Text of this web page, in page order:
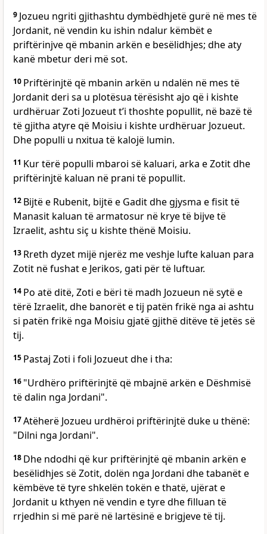
9 Jozueu ngriti gjithashtu dymbëdhjetë gurë në mes të
Jordanit, në vendin ku ishin ndalur këmbët e
priftërinjve që mbanin arkën e besëlidhjes; dhe aty
kanë mbetur deri më sot.
10 Priftërinjtë që mbanin arkën u ndalën në mes të
Jordanit deri sa u plotësua tërësisht ajo që i kishte
urdhëruar Zoti Jozueut t’i thoshte popullit, në bazë të
të gjitha atyre që Moisiu i kishte urdhëruar Jozueut.
Dhe populli u nxitua të kalojë lumin.
11 Kur tërë populli mbaroi së kaluari, arka e Zotit dhe
priftërinjtë kaluan në prani të popullit.
12 Bijtë e Rubenit, bijtë e Gadit dhe gjysma e fisit të
Manasit kaluan të armatosur në krye të bijve të
Izraelit, ashtu siç u kishte thënë Moisiu.
13 Rreth dyzet mijë njerëz me veshje lufte kaluan para
Zotit në fushat e Jerikos, gati për të luftuar.
14 Po atë ditë, Zoti e bëri të madh Jozueun në sytë e
tërë Izraelit, dhe banorët e tij patën frikë nga ai ashtu
si patën frikë nga Moisiu gjatë gjithë ditëve të jetës së
tij.
15 Pastaj Zoti i foli Jozueut dhe i tha:
16 "Urdhëro priftërinjtë që mbajnë arkën e Dëshmisë
të dalin nga Jordani".
17Atëherë Jozueu urdhëroi priftërinjtë duke u thënë:
"Dilni nga Jordani".
18 Dhe ndodhi që kur priftërinjtë që mbanin arkën e
besëlidhjes së Zotit, dolën nga Jordani dhe tabanët e
këmbëve të tyre shkelën tokën e thatë, ujërat e
Jordanit u kthyen në vendin e tyre dhe filluan të
rrjedhin si më parë në lartësinë e brigjeve të tij.